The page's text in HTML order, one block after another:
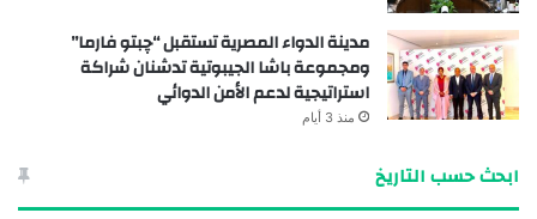
مدينة الدواء المصرية تستقبل “چبتو فارما”
ومجموعة باشا الجيبوتية تدشنان شراكة
استراتيجية لدعم الأمن الدوائي
منذ 3 أيام
ابحث حسب التاريخ